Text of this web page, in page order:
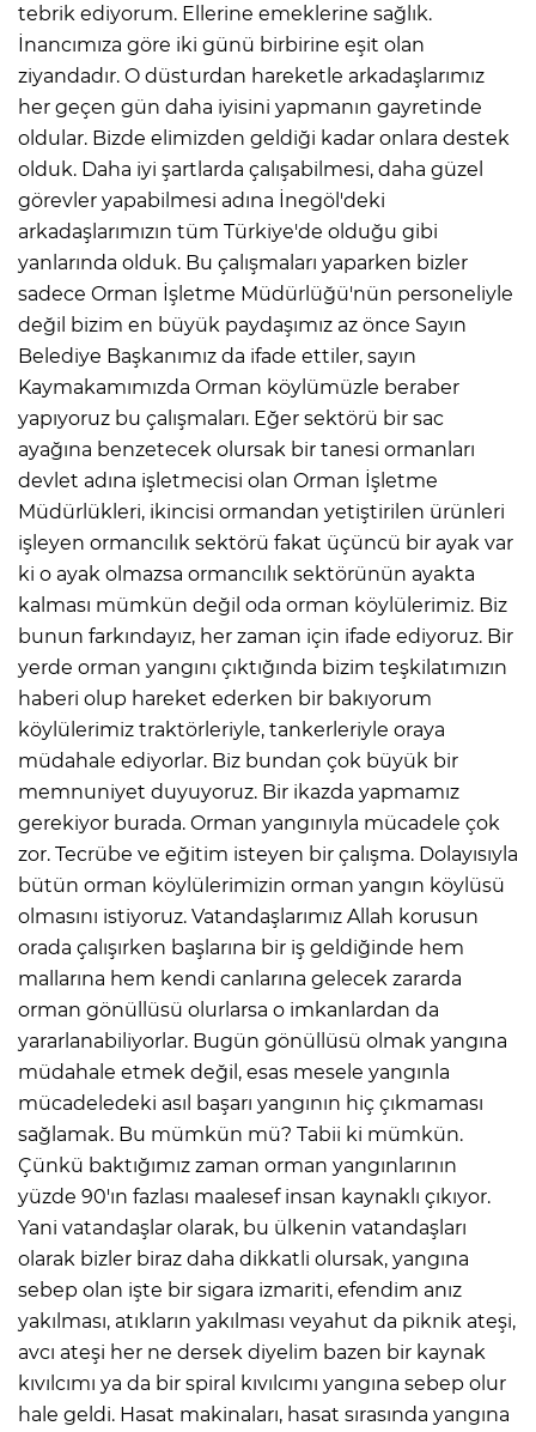
tebrik ediyorum. Ellerine emeklerine sağlık.
İnancımıza göre iki günü birbirine eşit olan
ziyandadır. O düsturdan hareketle arkadaşlarımız
her geçen gün daha iyisini yapmanın gayretinde
oldular. Bizde elimizden geldiği kadar onlara destek
olduk. Daha iyi şartlarda çalışabilmesi, daha güzel
görevler yapabilmesi adına İnegöl'deki
arkadaşlarımızın tüm Türkiye'de olduğu gibi
yanlarında olduk. Bu çalışmaları yaparken bizler
sadece Orman İşletme Müdürlüğü'nün personeliyle
değil bizim en büyük paydaşımız az önce Sayın
Belediye Başkanımız da ifade ettiler, sayın
Kaymakamımızda Orman köylümüzle beraber
yapıyoruz bu çalışmaları. Eğer sektörü bir sac
ayağına benzetecek olursak bir tanesi ormanları
devlet adına işletmecisi olan Orman İşletme
Müdürlükleri, ikincisi ormandan yetiştirilen ürünleri
işleyen ormancılık sektörü fakat üçüncü bir ayak var
ki o ayak olmazsa ormancılık sektörünün ayakta
kalması mümkün değil oda orman köylülerimiz. Biz
bunun farkındayız, her zaman için ifade ediyoruz. Bir
yerde orman yangını çıktığında bizim teşkilatımızın
haberi olup hareket ederken bir bakıyorum
köylülerimiz traktörleriyle, tankerleriyle oraya
müdahale ediyorlar. Biz bundan çok büyük bir
memnuniyet duyuyoruz. Bir ikazda yapmamız
gerekiyor burada. Orman yangınıyla mücadele çok
zor. Tecrübe ve eğitim isteyen bir çalışma. Dolayısıyla
bütün orman köylülerimizin orman yangın köylüsü
olmasını istiyoruz. Vatandaşlarımız Allah korusun
orada çalışırken başlarına bir iş geldiğinde hem
mallarına hem kendi canlarına gelecek zararda
orman gönüllüsü olurlarsa o imkanlardan da
yararlanabiliyorlar. Bugün gönüllüsü olmak yangına
müdahale etmek değil, esas mesele yangınla
mücadeledeki asıl başarı yangının hiç çıkmaması
sağlamak. Bu mümkün mü? Tabii ki mümkün.
Çünkü baktığımız zaman orman yangınlarının
yüzde 90'ın fazlası maalesef insan kaynaklı çıkıyor.
Yani vatandaşlar olarak, bu ülkenin vatandaşları
olarak bizler biraz daha dikkatli olursak, yangına
sebep olan işte bir sigara izmariti, efendim anız
yakılması, atıkların yakılması veyahut da piknik ateşi,
avcı ateşi her ne dersek diyelim bazen bir kaynak
kıvılcımı ya da bir spiral kıvılcımı yangına sebep olur
hale geldi. Hasat makinaları, hasat sırasında yangına